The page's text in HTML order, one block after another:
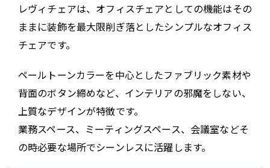
レヴィチェアは、オフィスチェアとしての機能はその
ままに装飾を最大限削ぎ落としたシンプルなオフィス
チェアです。
ペールトーンカラーを中心としたファブリック素材や
背面のボタン締めなど、インテリアの邪魔をしない、
上質なデザインが特徴です。
業務スペース、ミーティングスペース、会議室などそ
の時必要な場所でシーンレスに活躍します。